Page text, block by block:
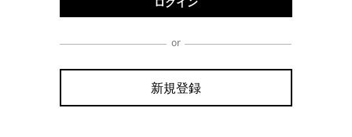
or
新規登録